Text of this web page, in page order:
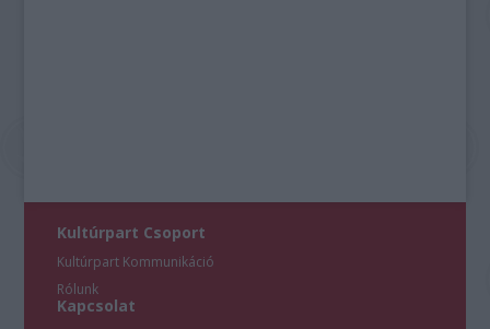
Kultúrpart Csoport
Kultúrpart Kommunikáció
Rólunk
Kapcsolat